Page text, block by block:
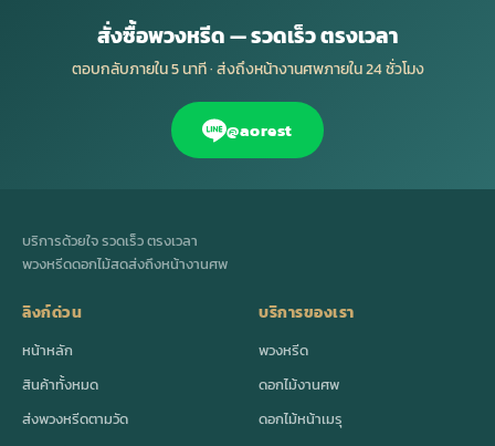
สั่งซื้อพวงหรีด — รวดเร็ว ตรงเวลา
ตอบกลับภายใน 5 นาที · ส่งถึงหน้างานศพภายใน 24 ชั่วโมง
@aorest
บริการด้วยใจ รวดเร็ว ตรงเวลา
พวงหรีดดอกไม้สดส่งถึงหน้างานศพ
ลิงก์ด่วน
หน้าหลัก
สินค้าทั้งหมด
ส่งพวงหรีดตามวัด
บริการของเรา
พวงหรีด
ดอกไม้งานศพ
ดอกไม้หน้าเมรุ